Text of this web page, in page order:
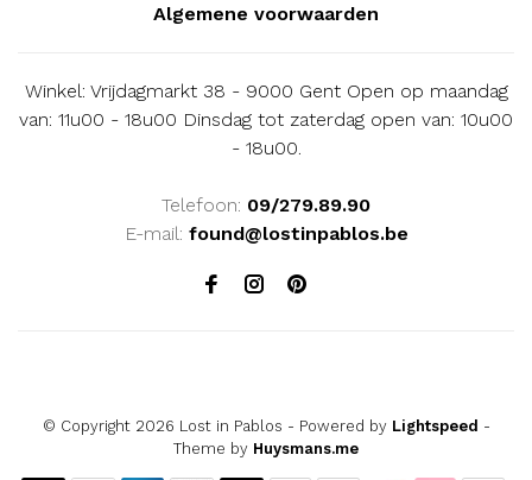
Algemene voorwaarden
Winkel: Vrijdagmarkt 38 - 9000 Gent Open op maandag
van: 11u00 - 18u00 Dinsdag tot zaterdag open van: 10u00
- 18u00.
Telefoon: 09/279.89.90
E-mail: found@lostinpablos.be
© Copyright 2026 Lost in Pablos - Powered by Lightspeed -
Theme by Huysmans.me